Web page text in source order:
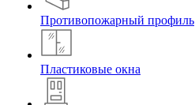
Противопожарный профиль
Пластиковые окна